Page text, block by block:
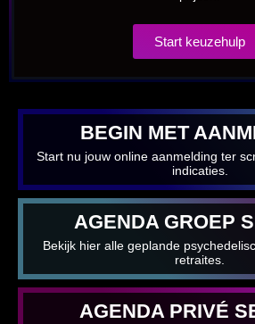
Start keuzehulp
BEGIN MET
Start nu jouw online aanmelding ter
indicaties.
AGENDA GROEP
Bekijk hier alle geplande
retraites.
AGENDA PRIVÉ